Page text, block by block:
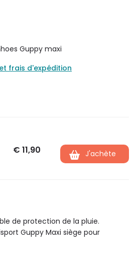
Guppy maxi
frais d'expédition
€ 11,90 J'achète
de protection de la pluie.
Guppy Maxi siège pour